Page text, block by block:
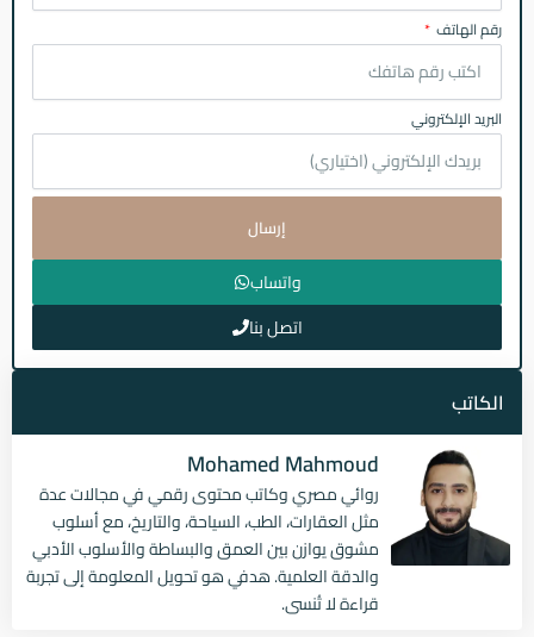
رقم الهاتف
البريد الإلكتروني
إرسال
واتساب
اتصل بنا
الكاتب
Mohamed Mahmoud
روائي مصري وكاتب محتوى رقمي في مجالات عدة
مثل العقارات، الطب، السياحة، والتاريخ، مع أسلوب
مشوق يوازن بين العمق والبساطة والأسلوب الأدبي
والدقة العلمية. هدفي هو تحويل المعلومة إلى تجربة
قراءة لا تُنسى.